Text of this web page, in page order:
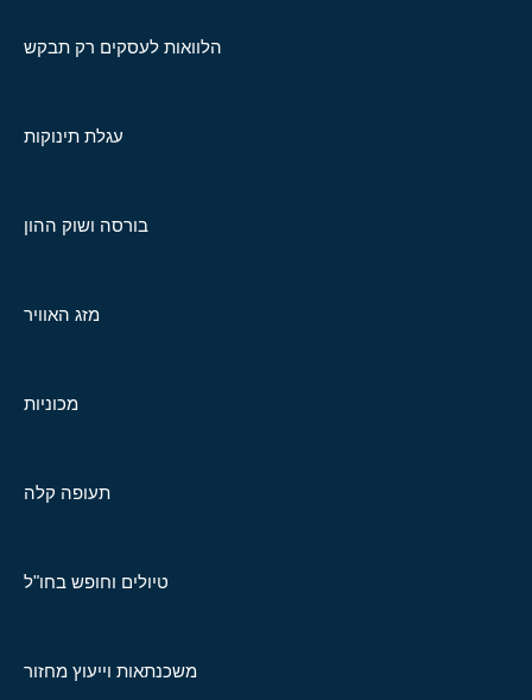
הלוואות לעסקים רק תבקש
עגלת תינוקות
בורסה ושוק ההון
מזג האוויר
מכוניות
תעופה קלה
טיולים וחופש בחו"ל
משכנתאות וייעוץ מחזור